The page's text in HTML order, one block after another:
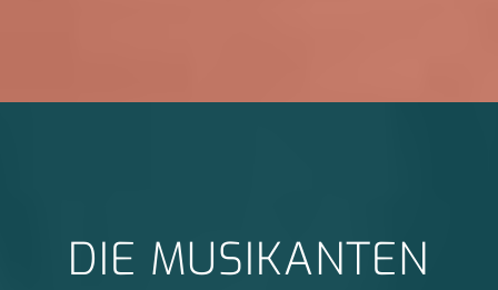
DIE MUSIKANTEN